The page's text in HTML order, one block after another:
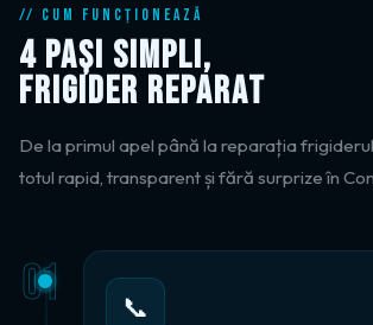
// CUM FUNCȚIONEAZĂ
4 PAȘI SIMPLI,
FRIGIDER REPARAT
De la primul apel până la reparația
totul rapid, transparent și fără surprize în
01 📞